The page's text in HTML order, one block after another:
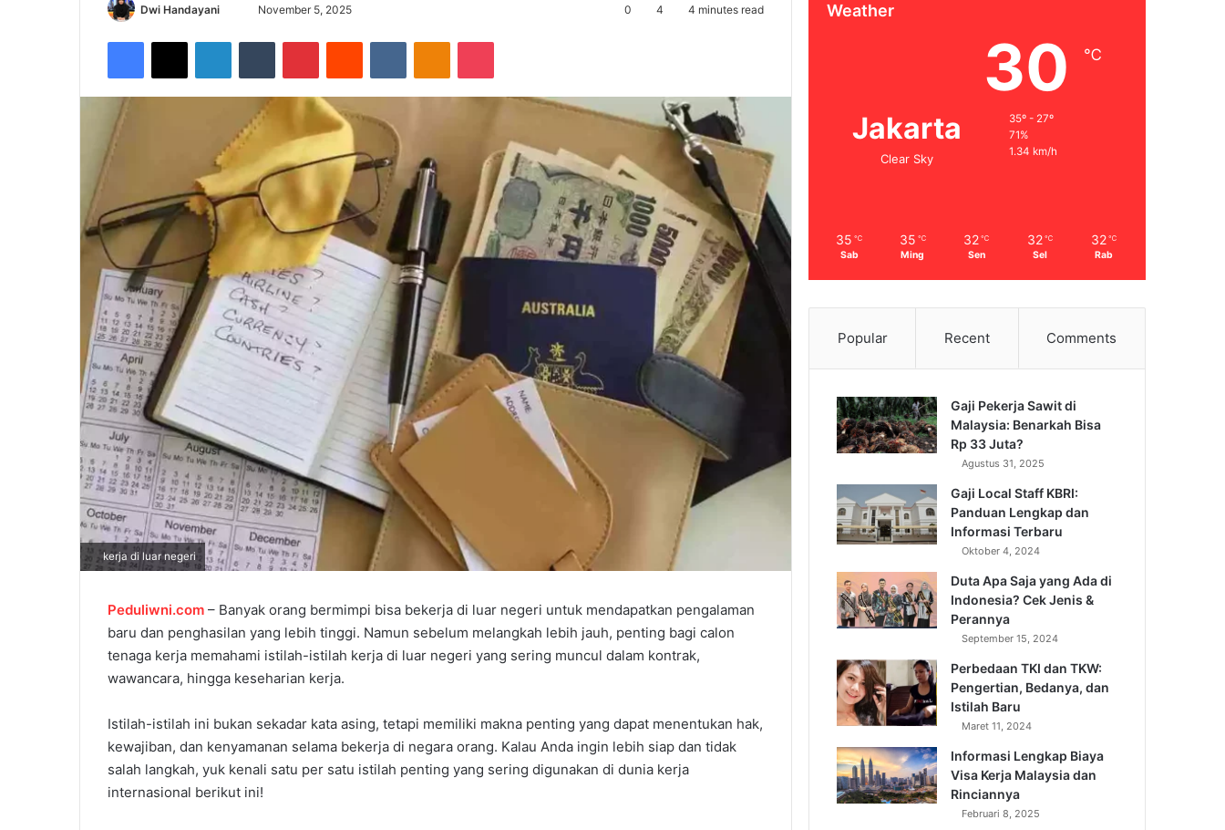
Dwi Handayani
d
a
e
a
i
November 5, 2025 0 4 4 minutes read
kerja di luar negeri
Peduliwni.com – Banyak orang bermimpi bisa bekerja di luar negeri untuk mendapatkan pengalaman
baru dan penghasilan yang lebih tinggi. Namun sebelum melangkah lebih jauh, penting bagi calon
tenaga kerja memahami istilah-istilah kerja di luar negeri yang sering muncul dalam kontrak,
wawancara, hingga keseharian kerja.
Istilah-istilah ini bukan sekadar kata asing, tetapi memiliki makna penting yang dapat menentukan hak,
kewajiban, dan kenyamanan selama bekerja di negara orang. Kalau Anda ingin lebih siap dan tidak
salah langkah, yuk kenali satu per satu istilah penting yang sering digunakan di dunia kerja
internasional berikut ini!
Weather
Jakarta
Clear Sky
30 ℃
35º - 27º
71%
1.34 km/h
35 ℃
Sab
35 ℃
Ming
32 ℃
Sen
32 ℃
Sel
32 ℃
Rab
Popular Recent Comments
Gaji Pekerja Sawit di
Malaysia: Benarkah Bisa
Rp 33 Juta?
Agustus 31, 2025
Gaji Local Staff KBRI:
Panduan Lengkap dan
Informasi Terbaru
Oktober 4, 2024
Duta Apa Saja yang Ada di
Indonesia? Cek Jenis &
Perannya
September 15, 2024
Perbedaan TKI dan TKW:
Pengertian, Bedanya, dan
Istilah Baru
Maret 11, 2024
Informasi Lengkap Biaya
Visa Kerja Malaysia dan
Rinciannya
Februari 8, 2025